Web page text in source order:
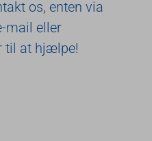
os, enten via
mail eller
til at hjælpe!